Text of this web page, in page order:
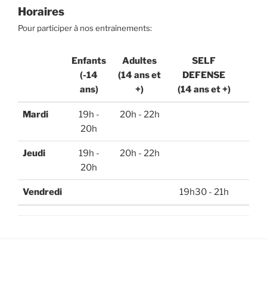
Horaires
Pour participer à nos entraînements:
Enfants
(-14
ans)
Adultes
(14 ans et
+)
SELF
DEFENSE
(14 ans et +)
Enfants
(-14
Adultes
Mardi
19h -
20h
20h - 22h
Jeudi
19h -
20h
20h - 22h
Vendredi 19h30 - 21h